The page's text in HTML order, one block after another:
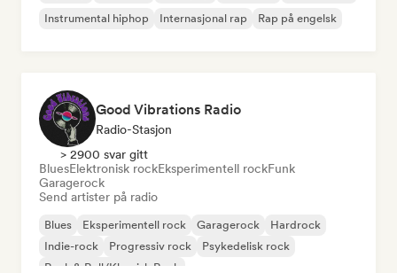
Instrumental hiphop
Internasjonal rap Rap på engelsk
Good Vibrations Radio
Radio-Stasjon
> 2900 svar gitt
BluesElektronisk rockEksperimentell rockFunk
Garagerock
Send artister på radio
Blues Eksperimentell rock Garagerock
Hardrock
Indie-rock
Progressiv rock
Psykedelisk rock
Rock & Roll/Klassisk Rock